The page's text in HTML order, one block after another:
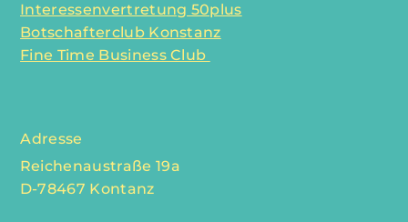
Interessenvertretung 50plus
Botschafterclub Konstanz
Fine Time Business Club
Adresse
Reichenaustraße 19a
D-78467 Kontanz